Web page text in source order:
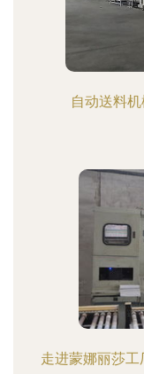
自动送料
走进蒙娜丽莎